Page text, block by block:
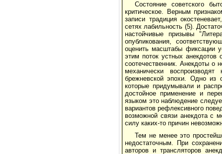
Состояние советского
критическое. Верным
записи традиция
сетях лабильность (5).
настойчивые призывы
опубликования,
оценить масштабы фиксации
этим поток устных
соотечественник. Анекдоты о
механически
брежневской эпохи. Одно из
которые придумывали и
достойное применение и
языком это наблюдение
вариантов рефлексивного
возможной связи анекдота с
силу каких-то причин
Тем не менее это
недостаточным. При
авторов и трансляторов